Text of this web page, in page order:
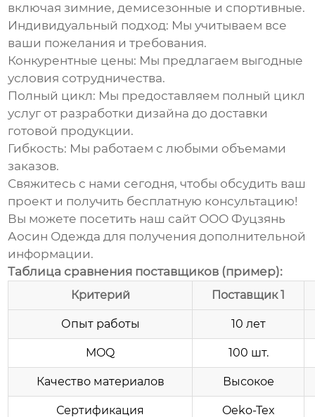
включая зимние, демисезонные и спортивные.
Индивидуальный подход: Мы учитываем все
ваши пожелания и требования.
Конкурентные цены: Мы предлагаем выгодные
условия сотрудничества.
Полный цикл: Мы предоставляем полный цикл
услуг от разработки дизайна до доставки
готовой продукции.
Гибкость: Мы работаем с любыми объемами
заказов.
Свяжитесь с нами сегодня, чтобы обсудить ваш
проект и получить бесплатную консультацию!
Вы можете посетить наш сайт ООО Фуцзянь
Аосин Одежда для получения дополнительной
информации.
Таблица сравнения поставщиков (пример):
Критерий Поставщик 1
Опыт работы 10 лет
MOQ 100 шт.
Качество материалов Высокое
Сертификация Oeko-Tex